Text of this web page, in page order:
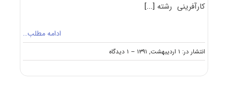
کارآفرینی رشته [...]
ادامه مطلب…
انتشار در: ۱ اردیبهشت, ۱۳۹۱ -- ۱ دیدگاه
on
ظرفیت